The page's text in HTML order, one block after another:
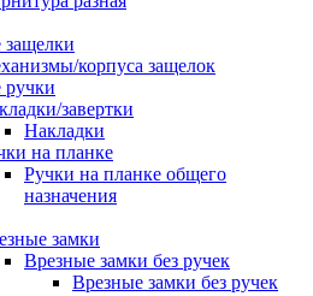
корпуса защелок
завертки
Накладки
на планке
Ручки на планке общего
назначения
замки
Врезные замки без ручек
Врезные замки без ручек